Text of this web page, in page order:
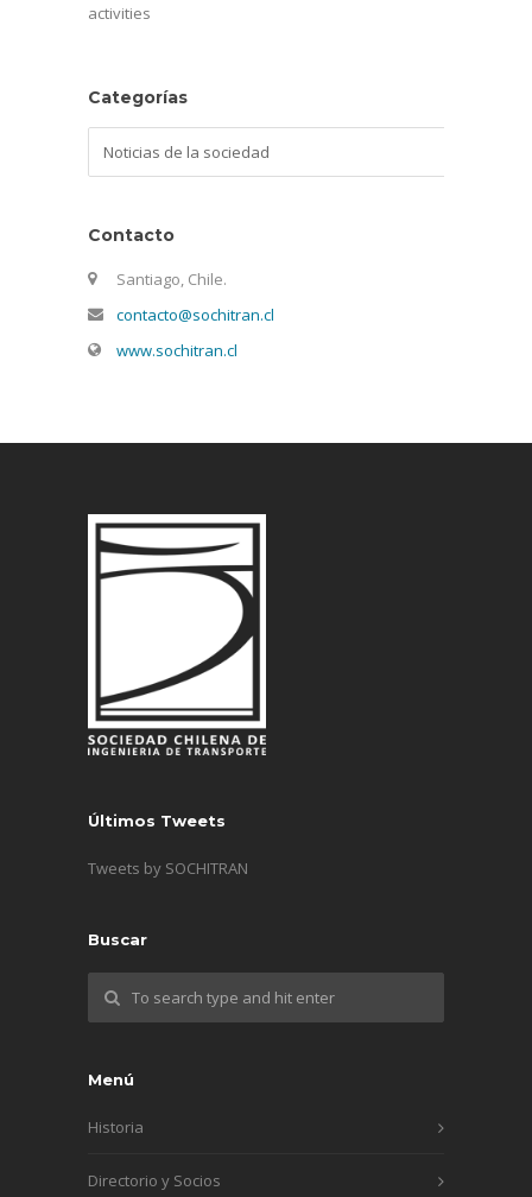
activities
Categorías
Contacto
Santiago, Chile.
contacto@sochitran.cl
www.sochitran.cl
Últimos Tweets
Tweets by SOCHITRAN
Buscar
Menú
Historia
Directorio y Socios